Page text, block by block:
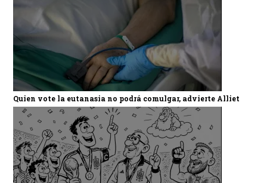
Quien vote la eutanasia no podrá comulgar, advierte Alliet